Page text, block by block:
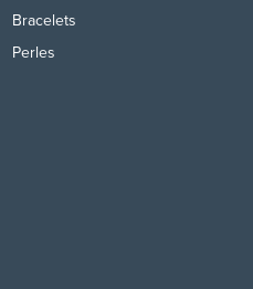
Bracelets
Perles